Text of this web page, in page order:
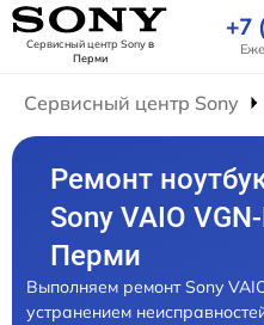
Сервисный центр Sonyв
Перми
+7
Сервисный центр Sony
Ремонт
Sony VAIO
Перми
Выполняем ремонт Sony
устранением